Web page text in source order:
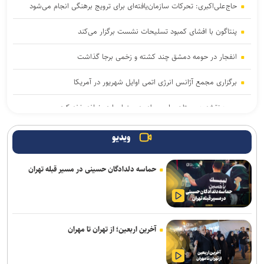
حاج‌علی‌اکبری: تحرکات سازمان‌یافته‌ای برای ترویج برهنگی انجام می‌شود
پنتاگون با افشای کمبود تسلیحات نشست برگزار می‌کند
انفجار در حومه دمشق چند کشته و زخمی برجا گذاشت
برگزاری مجمع آژانس انرژی اتمی اوایل شهریور در آمریکا
یمن: نقشه عربستان برای حمله به صنعاء را در نطفه خفه کردیم
پیام هشدار مقاومت یمن به ریاض
وال‌استریت ژورنال: ترامپ دستور تحقیق درباره افشای اطلاعات ذخایر
تسلیحاتی آمریکا را صادر کرد
تحقیقات ارتش آمریکا درباره موج خودکشی در فرماندهی سایبری؛ نگرانی
از فشار‌های ناشی از جنگ و مأموریت‌های فزاینده
برکناری دو مقام ارشد موساد پس از ناکامی طرح علیه ایران
نشست خبری رئیس‌جمهور فردا برگزار می‌شود
ویدیو
حماسه دلدادگان حسینی در مسیر قبله تهران
آخرین اربعین؛ از تهران تا مهران